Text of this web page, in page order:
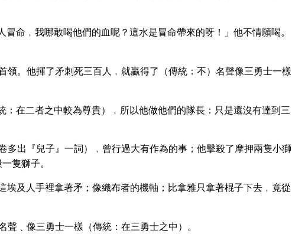
命﹐我哪敢喝他們的血呢？這水是冒命帶來的呀！」他不情願喝。
領。他揮了矛刺死三百人﹐就贏得了（傳統：不）名聲像三勇士一樣
在二者之中較為尊貴）﹐所以他做他們的隊長：只是還沒有達到三
多出『兒子』一詞）﹐曾行過大有作為的事；他擊殺了摩押兩隻小獅
隻獅子。
及人手裡拿著矛；像織布者的機軸；比拿雅只拿著棍子下去﹐竟從
﹑像三勇士一樣（傳統：在三勇士之中）。